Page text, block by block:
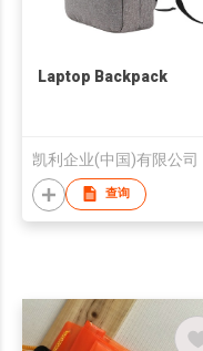
Laptop Backpack
凯利企业(中国)有限公司
查询